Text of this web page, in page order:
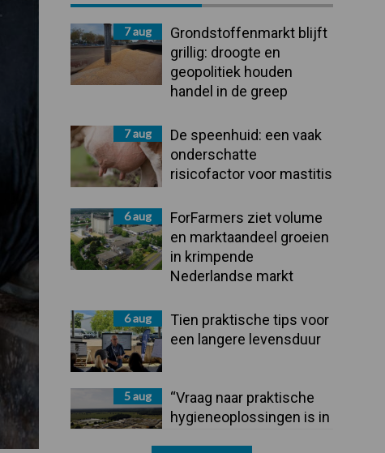
Sidebar7 aug
Grondstoffenmarkt blijft
grillig: droogte en
geopolitiek houden
handel in de greep
7 aug
De speenhuid: een vaak
onderschatte
risicofactor voor mastitis
6 aug
ForFarmers ziet volume
en marktaandeel groeien
in krimpende
Nederlandse markt
6 aug
Tien praktische tips voor
een langere levensduur
5 aug
“Vraag naar praktische
hygieneoplossingen is in